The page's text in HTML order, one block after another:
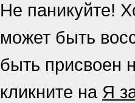
Не паникуйте!
может быть
быть присвоен
кликните на Я